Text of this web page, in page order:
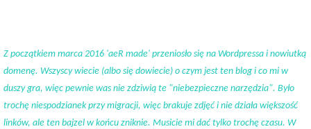
Z początkiem marca 2016 'aeR made' przeniosło się na Wordpressa i nowiutką
domenę. Wszyscy wiecie (albo się dowiecie) o czym jest ten blog i co mi w
duszy gra, więc pewnie was nie zdziwią te "niebezpieczne narzędzia". Było
trochę niespodzianek przy migracji, więc brakuje zdjęć i nie działa większość
linków, ale ten bajzel w końcu zniknie. Musicie mi dać tylko trochę czasu. W